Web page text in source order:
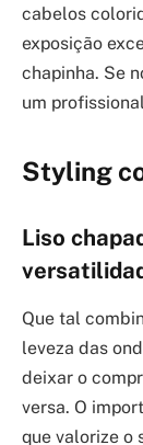
cabelos
exposição
chapinha. Se
um
Styling
Liso
Que tal
leveza das
deixar o
versa. O
que valorize o